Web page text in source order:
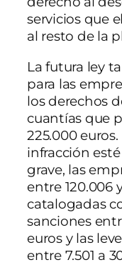
servicios que
al resto de la
La futura ley
para las
los derechos
cuantías que
225.000
infracción
grave, las
entre 120.006
catalogadas
sanciones
euros y las
entre 7.501 a